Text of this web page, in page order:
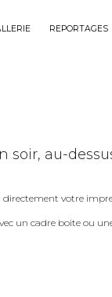
REPORTAGES
soir, au-
directement votre
un cadre boite ou